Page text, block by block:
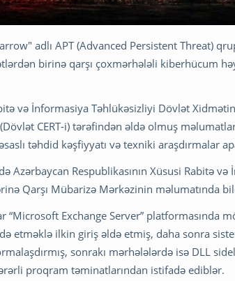
adlı APT (Advanced Persistent Threat)
birinə qarşı çoxmərhələli kiberhücum
və İnformasiya Təhlükəsizliyi Dövlət
CERT-i) tərəfindən əldə olmuş
təhdid kəşfiyyatı və texniki araşdırmalar
Azərbaycan Respublikasının Xüsusi Rabitə
Qarşı Mübarizə Mərkəzinin məlumatında
Exchange Server” platformasında
etməklə ilkin giriş əldə etmiş, daha sonra
sonrakı mərhələlərdə isə DLL
proqram təminatlarından istifadə ediblər.